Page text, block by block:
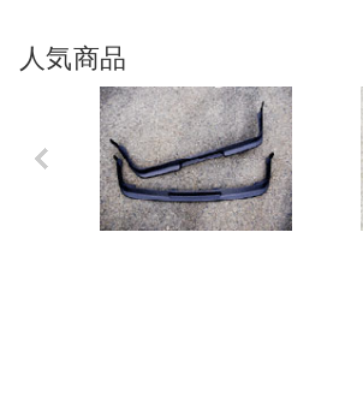
人気商品
Previo
us